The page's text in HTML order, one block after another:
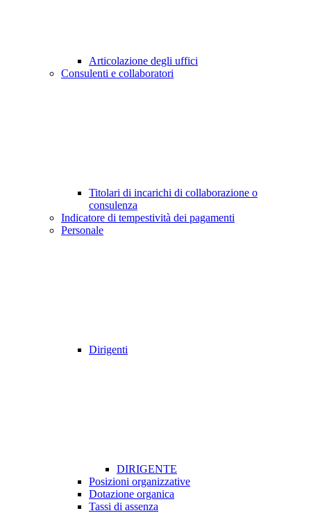
Articolazione degli uffici
Consulenti e collaboratori
Titolari di incarichi di collaborazione o
consulenza
Indicatore di tempestività dei pagamenti
Personale
Dirigenti
DIRIGENTE
Posizioni organizzative
Dotazione organica
Tassi di assenza